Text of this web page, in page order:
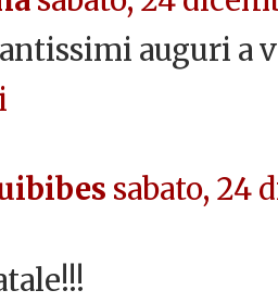
auguri a
sabato, 24